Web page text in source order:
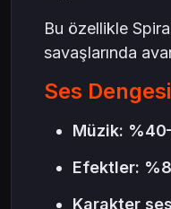
Bu özellikle
savaşlarında
Ses Dengesi
Müzik:
Efektler:
Karakter